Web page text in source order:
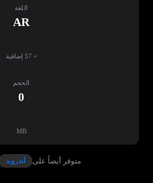
اللغة
AR
+ 57 إضافية
الحجم
0
MB
متوفر أيضاً على أندرويد